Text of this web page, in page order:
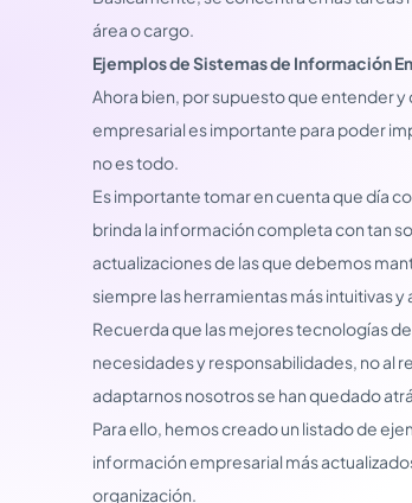
área o cargo.
Ejemplos de Sistemas de Información
Ahora bien, por supuesto que entender
empresarial es importante para poder
no es todo.
Es importante tomar en cuenta que día
brinda la información completa con tan
actualizaciones de las que debemos
siempre las herramientas más intuitivas
Recuerda que las mejores tecnologías
necesidades y responsabilidades, no al
adaptarnos nosotros se han quedado
Para ello, hemos creado un listado de
información empresarial más
organización.